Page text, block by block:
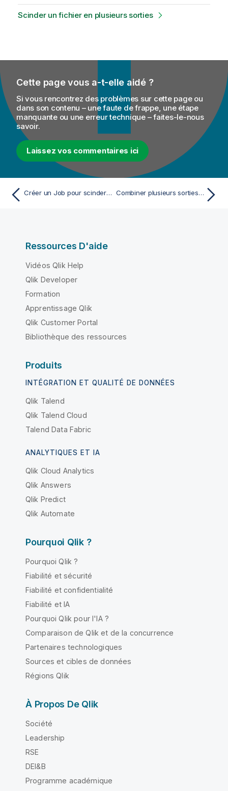
Scinder un fichier en plusieurs sorties
Cette page vous a-t-elle aidé ?
Si vous rencontrez des problèmes sur cette page ou
dans son contenu – une faute de frappe, une étape
manquante ou une erreur technique – faites-le-nous
savoir.
Laissez vos commentaires ici
Créer un Job pour scinder et aplatir un fichier XML Combiner plusieurs sorties en une seule sortie
Ressources D'aide
Vidéos Qlik Help
Qlik Developer
Formation
Apprentissage Qlik
Qlik Customer Portal
Bibliothèque des ressources
Produits
INTÉGRATION ET QUALITÉ DE DONNÉES
Qlik Talend
Qlik Talend Cloud
Talend Data Fabric
ANALYTIQUES ET IA
Qlik Cloud Analytics
Qlik Answers
Qlik Predict
Qlik Automate
Pourquoi Qlik ?
Pourquoi Qlik ?
Fiabilité et sécurité
Fiabilité et confidentialité
Fiabilité et IA
Pourquoi Qlik pour l'IA ?
Comparaison de Qlik et de la concurrence
Partenaires technologiques
Sources et cibles de données
Régions Qlik
À Propos De Qlik
Société
Leadership
RSE
DEI&B
Programme académique